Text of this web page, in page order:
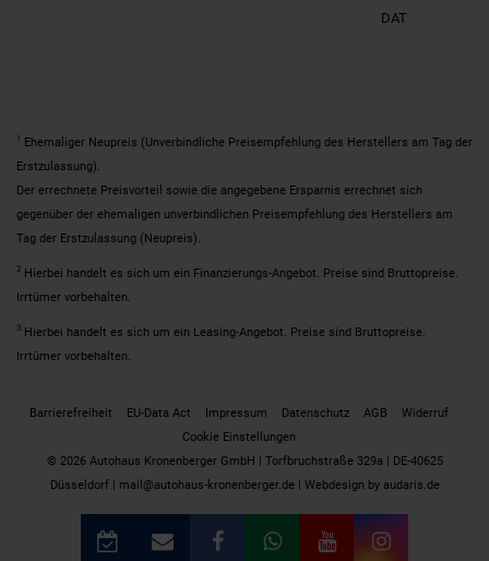
DAT
1 Ehemaliger Neupreis (Unverbindliche Preisempfehlung des Herstellers am Tag der
Erstzulassung).
Der errechnete Preisvorteil sowie die angegebene Ersparnis errechnet sich
gegenüber der ehemaligen unverbindlichen Preisempfehlung des Herstellers am
Tag der Erstzulassung (Neupreis).
2 Hierbei handelt es sich um ein Finanzierungs-Angebot. Preise sind Bruttopreise.
Irrtümer vorbehalten.
3 Hierbei handelt es sich um ein Leasing-Angebot. Preise sind Bruttopreise.
Irrtümer vorbehalten.
Barrierefreiheit EU-Data Act Impressum Datenschutz AGB
Widerruf
Cookie Einstellungen
© 2026 Autohaus Kronenberger GmbH | Torfbruchstraße 329a | DE-40625
Düsseldorf | mail@autohaus-kronenberger.de | Webdesign by audaris.de